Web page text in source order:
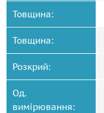
Товщина:
Товщина:
Розкрий:
Од.
вимірювання: